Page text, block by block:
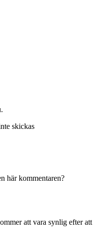
skickas
här kommentaren?
att vara synlig efter att